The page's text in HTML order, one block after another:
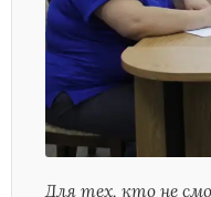
Для тех, кто не